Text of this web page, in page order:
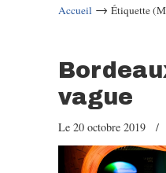
Accueil → Étiquette
vague
Le 20 octobre 2019 /